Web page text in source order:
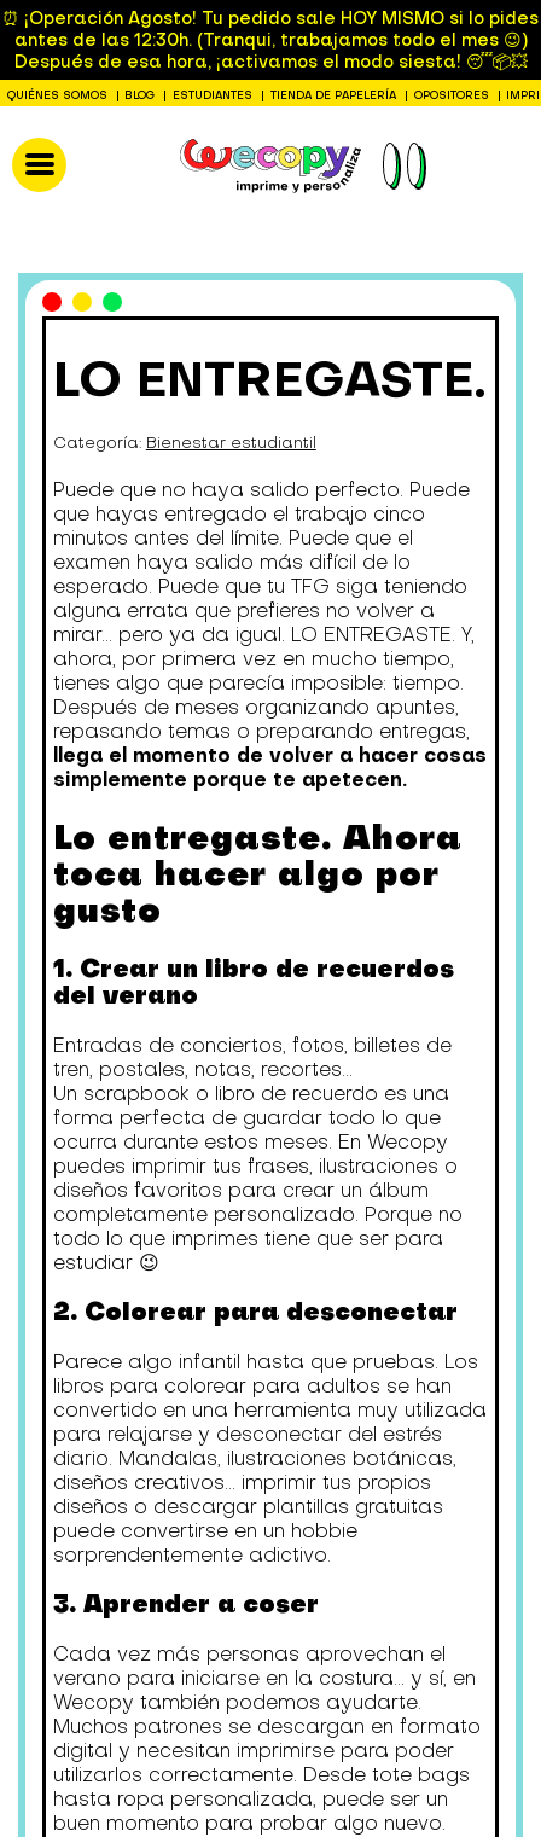
⏰ ¡Operación Agosto! Tu pedido sale HOY MISMO si lo pides
antes de las 12:30h. (Tranqui, trabajamos todo el mes 😉)
Después de esa hora, ¡activamos el modo siesta! 😴📦💥
QUIÉNES SOMOS BLOG ESTUDIANTES TIENDA DE PAPELERÍA OPOSITORES
LO ENTREGASTE.
Categoría: Bienestar estudiantil
Puede que no haya salido perfecto. Puede
que hayas entregado el trabajo cinco
minutos antes del límite. Puede que el
examen haya salido más difícil de lo
esperado. Puede que tu TFG siga teniendo
alguna errata que prefieres no volver a
mirar... pero ya da igual. LO ENTREGASTE. Y,
ahora, por primera vez en mucho tiempo,
tienes algo que parecía imposible: tiempo.
Después de meses organizando apuntes,
repasando temas o preparando entregas,
llega el momento de volver a hacer cosas
simplemente porque te apetecen.
Lo entregaste. Ahora
toca hacer algo por
gusto
1. Crear un libro de recuerdos
del verano
Entradas de conciertos, fotos, billetes de
tren, postales, notas, recortes...
Un scrapbook o libro de recuerdo es una
forma perfecta de guardar todo lo que
ocurra durante estos meses. En Wecopy
puedes imprimir tus frases, ilustraciones o
diseños favoritos para crear un álbum
completamente personalizado. Porque no
todo lo que imprimes tiene que ser para
estudiar 😉
2. Colorear para desconectar
Parece algo infantil hasta que pruebas. Los
libros para colorear para adultos se han
convertido en una herramienta muy utilizada
para relajarse y desconectar del estrés
diario. Mandalas, ilustraciones botánicas,
diseños creativos... imprimir tus propios
diseños o descargar plantillas gratuitas
puede convertirse en un hobbie
sorprendentemente adictivo.
3. Aprender a coser
Cada vez más personas aprovechan el
verano para iniciarse en la costura... y sí, en
Wecopy también podemos ayudarte.
Muchos patrones se descargan en formato
digital y necesitan imprimirse para poder
utilizarlos correctamente. Desde tote bags
hasta ropa personalizada, puede ser un
buen momento para probar algo nuevo.